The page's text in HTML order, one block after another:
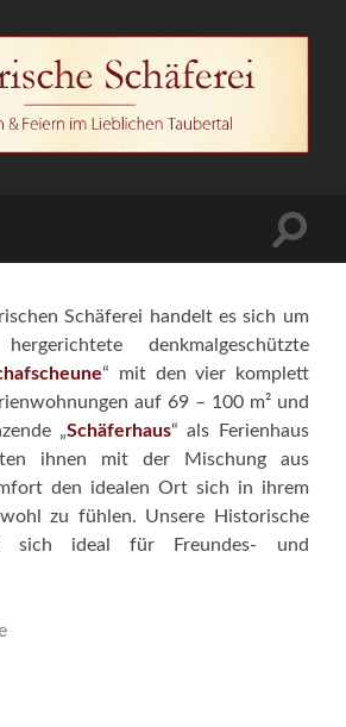
Schäferei handelt es sich um
denkmalgeschützte
“ mit den vier komplett
auf 69 – 100 m² und
„Schäferhaus“ als Ferienhaus
ihnen mit der Mischung aus
den idealen Ort sich in ihrem
zu fühlen. Unsere Historische
sich ideal für Freundes- und